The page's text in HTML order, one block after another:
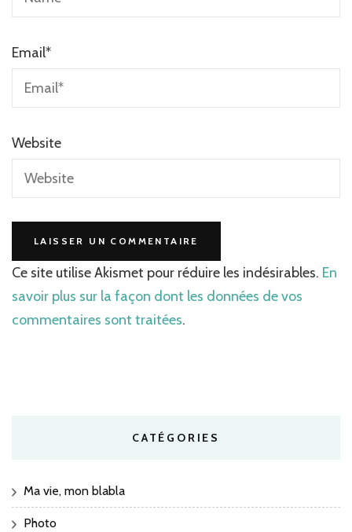
Email*
Website
Ce site utilise Akismet pour réduire les indésirables. En
savoir plus sur la façon dont les données de vos
commentaires sont traitées.
CATÉGORIES
Ma vie, mon blabla
Photo